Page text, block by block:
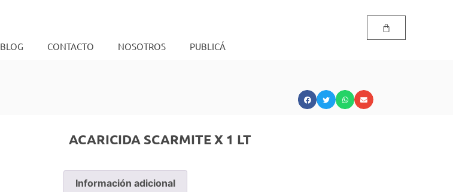
BLOG CONTACTO NOSOTROS PUBLICÁ
ACARICIDA SCARMITE X 1 LT
Información adicional